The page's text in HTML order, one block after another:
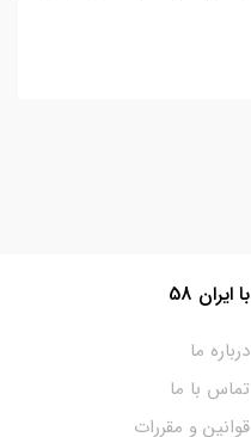
با ایران 58
درباره ما
تماس با ما
قوانین و مقررات